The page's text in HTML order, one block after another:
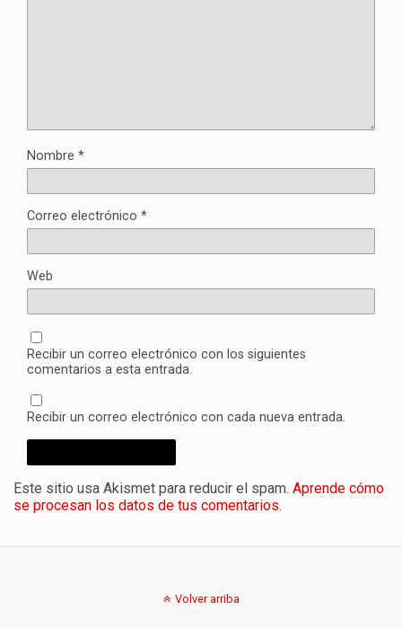
Nombre *
Correo electrónico *
Web
Recibir un correo electrónico con los siguientes
comentarios a esta entrada.
Recibir un correo electrónico con cada nueva entrada.
Este sitio usa Akismet para reducir el spam. Aprende cómo
se procesan los datos de tus comentarios.
Volver arriba